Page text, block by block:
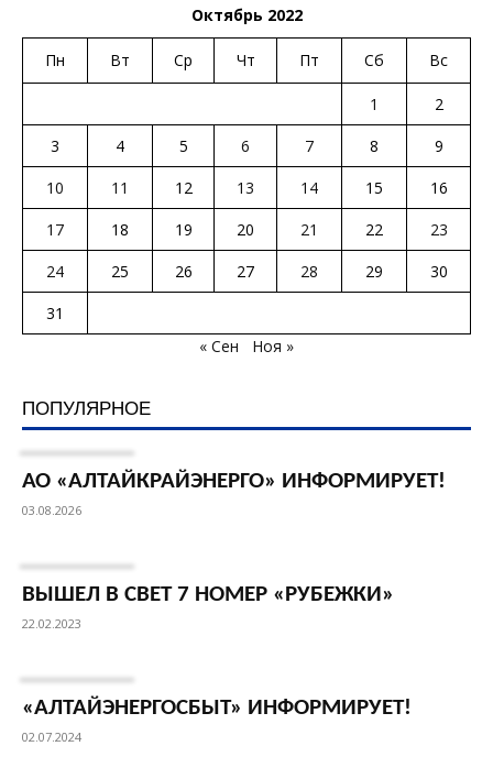
Октябрь 2022
Пн Вт Ср Чт Пт Сб Вс
1
2
3
4 5 6 7 8
9
10
11 12 13 14 15
16
17
18 19 20 21 22
23
24
25 26 27 28 29
30
31
« Сен
Ноя »
ПОПУЛЯРНОЕ
АО «АЛТАЙКРАЙЭНЕРГО» ИНФОРМИРУЕТ!
03.08.2026
ВЫШЕЛ В СВЕТ 7 НОМЕР «РУБЕЖКИ»
22.02.2023
«АЛТАЙЭНЕРГОСБЫТ» ИНФОРМИРУЕТ!
02.07.2024